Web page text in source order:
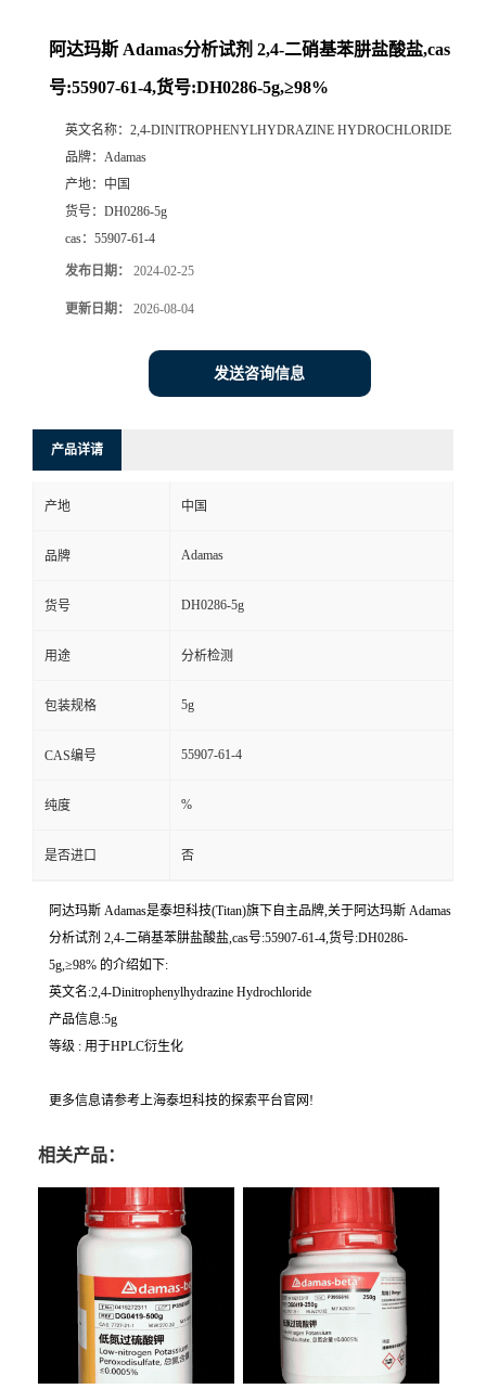
阿达玛斯 Adamas分析试剂 2,4-二硝基苯肼盐酸盐,cas
号:55907-61-4,货号:DH0286-5g,≥98%
英文名称： 2,4-DINITROPHENYLHYDRAZINE HYDROCHLORIDE
品牌： Adamas
产地： 中国
货号： DH0286-5g
cas： 55907-61-4
发布日期： 2024-02-25
更新日期： 2026-08-04
发送咨询信息
产品详请
产地 中国
品牌 Adamas
货号 DH0286-5g
用途 分析检测
包装规格 5g
CAS编号 55907-61-4
纯度 %
是否进口 否
阿达玛斯 Adamas是泰坦科技(Titan)旗下自主品牌,关于阿达玛斯 Adamas
分析试剂 2,4-二硝基苯肼盐酸盐,cas号:55907-61-4,货号:DH0286-
5g,≥98% 的介绍如下:
英文名:2,4-Dinitrophenylhydrazine Hydrochloride
产品信息:5g
等级 : 用于HPLC衍生化
更多信息请参考上海泰坦科技的探索平台官网!
相关产品：